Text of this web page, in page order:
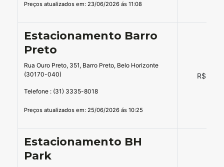
Preços atualizados em: 23/06/2026 ás 11:08
Estacionamento Barro
Preto
Rua Ouro Preto, 351, Barro Preto, Belo Horizonte
(30170-040)
Telefone : (31) 3335-8018
Preços atualizados em: 25/06/2026 ás 10:25
R$
Estacionamento BH
Park